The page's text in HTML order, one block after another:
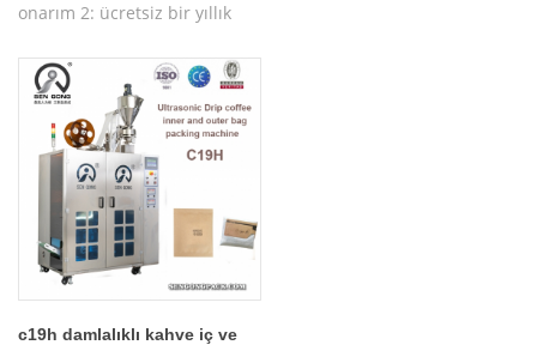
onarım 2: ücretsiz bir yıllık
makinesi 4: ücretsiz çalışan
makine eğitimi
c19h damlalıklı kahve iç ve